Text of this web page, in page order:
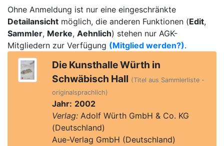
Ohne Anmeldung ist nur eine eingeschränkte
Detailansicht möglich, die anderen Funktionen (Edit,
Sammler, Merke, Aehnlich) stehen nur AGK-
Mitgliedern zur Verfügung (Mitglied werden?).
Die Kunsthalle Würth in
Schwäbisch Hall (Titel aus Sammlerliste -
originalsprachlich)
Jahr: 2002
Verlag:Adolf Würth GmbH & Co. KG
(Deutschland)
Aue-Verlag GmbH (Deutschland)